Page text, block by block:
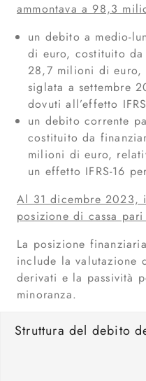
ammontava a 98,3
un debito a medio-
di euro, costituito
28,7 milioni di
siglata a settembre
dovuti all’effetto
un debito corrente
costituito da
milioni di euro,
un effetto IFRS-16
Al 31 dicembre 2023,
posizione di cassa
La posizione
include la valutazione
derivati e la passività
minoranza.
Struttura del debito